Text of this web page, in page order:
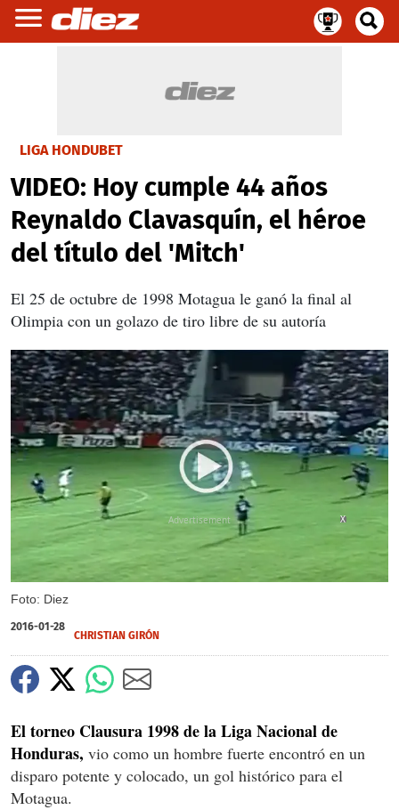
LIGA HONDUBET
VIDEO: Hoy cumple 44 años
Reynaldo Clavasquín, el héroe
del título del 'Mitch'
El 25 de octubre de 1998 Motagua le ganó la final al
Olimpia con un golazo de tiro libre de su autoría
Foto: Diez
X
2016-01-28
CHRISTIAN GIRÓN
El torneo Clausura 1998 de la Liga Nacional de
Honduras, vio como un hombre fuerte encontró en un
disparo potente y colocado, un gol histórico para el
Motagua.